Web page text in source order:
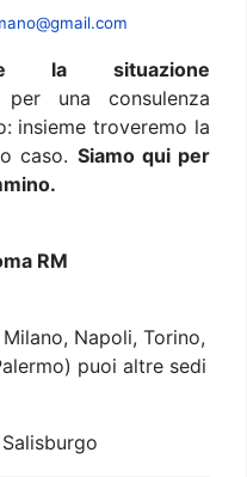
la situazione
una consulenza
insieme troveremo la
caso. Siamo qui per
RM
Napoli, Torino,
puoi altre sedi